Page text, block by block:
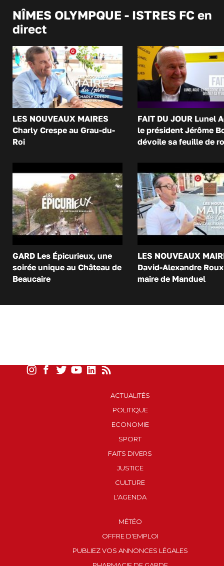
NÎMES OLYMPQUE - ISTRES FC en
direct
LES NOUVEAUX MAIRES
Charly Crespe au Grau-du-
Roi
FAIT DU JOUR Lunel
le président Jérôme
dévoile sa feuille de
GARD Les Épicurieux, une
soirée unique au Château de
Beaucaire
LES NOUVEAUX
David-Alexandre
maire de Manduel
ACTUALITÉS
POLITIQUE
ECONOMIE
SPORT
FAITS DIVERS
JUSTICE
CULTURE
L'AGENDA
MÉTÉO
OFFRE D'EMPLOI
PUBLIEZ VOS ANNONCES LÉGALES